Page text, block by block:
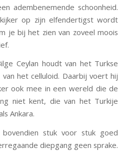
adembenemende schoonheid.
op zijn elfendertigst wordt
je bij het zien van zoveel moois
Ceylan houdt van het Turkse
het celluloid. Daarbij voert hij
ook mee in een wereld die de
niet kent, die van het Turkije
Ankara.
stuk voor stuk goed
diepgang geen sprake.